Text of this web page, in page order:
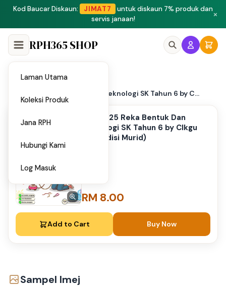
Peluang menjadi penulis dan penyedia bahan di Shop RPH365.
Klik di sini
×
Laman Utama
Koleksi Produk
Jana RPH
Hubungi Kami
Log Masuk
RPH365 SHOP
Home
PPT 2025 Reka Bentuk Dan Teknologi SK Tahun 6 by C...
PPT 2025 Reka Bentuk Dan
Teknologi SK Tahun 6 by CIkgu
Noy (Edisi Murid)
RM 8.00
Add to Cart Buy Now
Sampel Imej